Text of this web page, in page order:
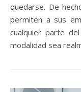
quedarse. De
permiten a sus
cualquier parte
modalidad sea